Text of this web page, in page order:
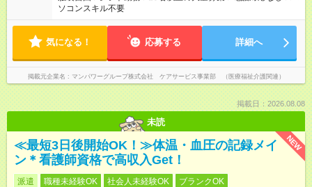
ソコンスキル不要
気になる！ 応募する 詳細へ
掲載元企業名 マンパワーグループ株式会社 ケアサービス事業部 （医療福祉介護関連）
掲載日：2026.08.08
未読
NEW
≪最短3日後開始OK！≫体温・血圧の記録メイ
ン＊看護師資格で高収入Get！
派遣 職種未経験OK 社会人未経験OK
ブランクOK